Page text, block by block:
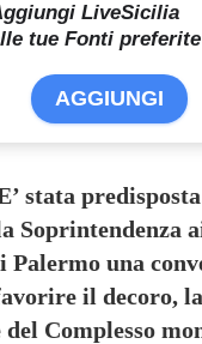
LiveSicilia
tue Fonti preferite
AGGIUNGI
stata
Soprintendenza
Palermo una
il decoro,
Complesso